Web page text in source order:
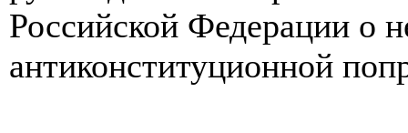
Российской Федерации о
антиконституционной